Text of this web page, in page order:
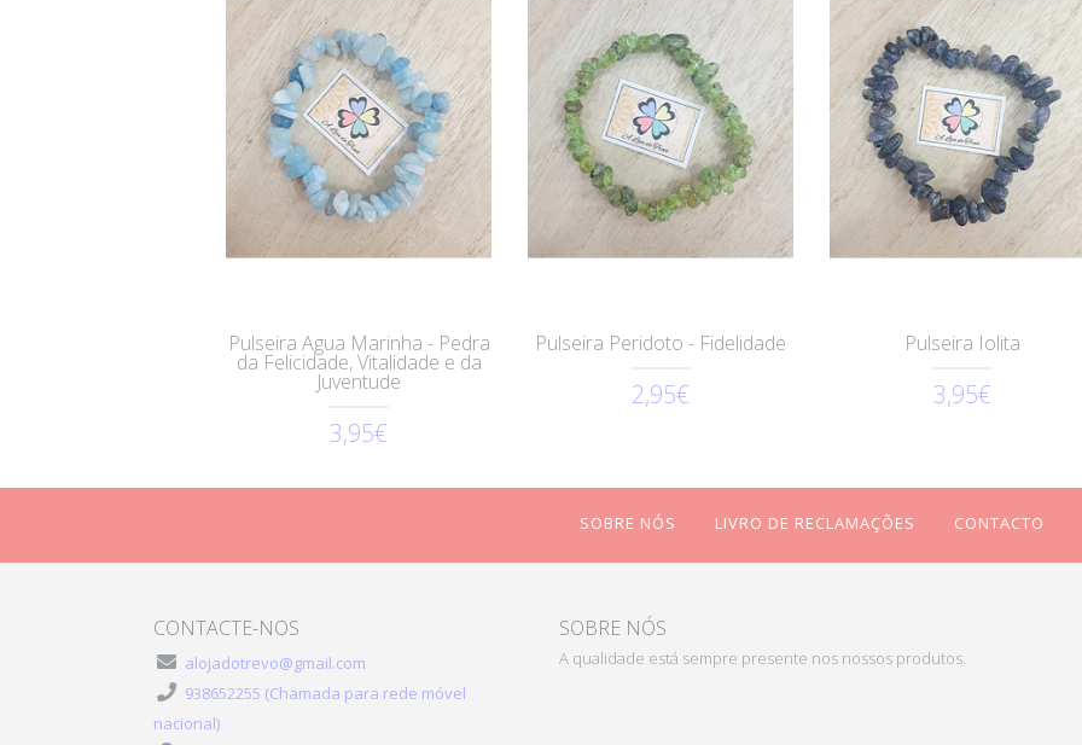
Pulseira Agua Marinha - Pedra
da Felicidade, Vitalidade e da
Juventude
3,95€
Pulseira Peridoto - Fidelidade
2,95€
Pulseira Iolita
3,95€
SOBRE NÓS LIVRO DE RECLAMAÇÕES CONTACTO
CONTACTE-NOS
alojadotrevo@gmail.com
938652255 (Chamada para rede móvel
nacional)
SOBRE NÓS
A qualidade está sempre presente nos nossos produtos.